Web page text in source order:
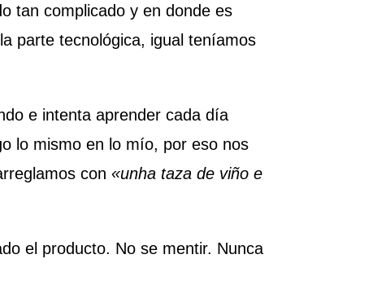
tan complicado y en donde es
parte tecnológica, igual teníamos
e intenta aprender cada día
lo mismo en lo mío, por eso nos
con«unha taza de viño e
el producto. No se mentir. Nunca